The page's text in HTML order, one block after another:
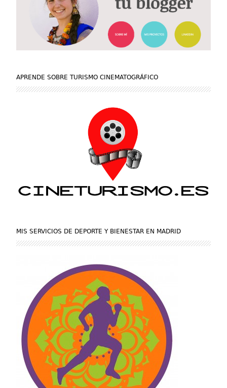
APRENDE SOBRE TURISMO CINEMATOGRÁFICO
MIS SERVICIOS DE DEPORTE Y BIENESTAR EN MADRID